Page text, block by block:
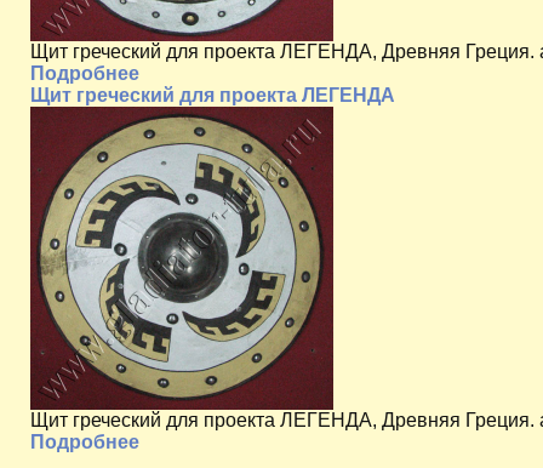
Щит греческий для проекта ЛЕГЕНДА, Древняя Греция.
Подробнее
Щит греческий для проекта ЛЕГЕНДА
Щит греческий для проекта ЛЕГЕНДА, Древняя Греция.
Подробнее